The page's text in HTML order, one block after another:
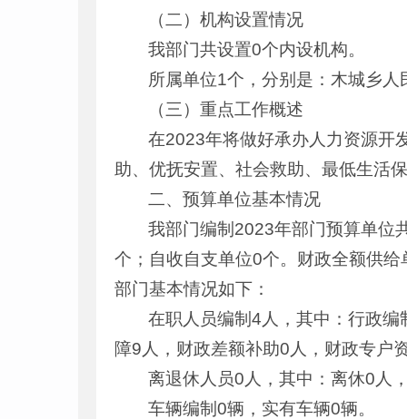
（二）机构设置情况
我部门共设置0个内设机构。
所属单位1个，分别是：木城乡人
（三）重点工作概述
在2023年将做好承办人力资源开
助、优抚安置、社会救助、最低生活
二、预算单位基本情况
我部门编制2023年部门预算单位
个；自收自支单位0个。财政全额供
部门基本情况如下：
在职人员编制4人，其中：行政
障9人，财政差额补助0人，财政专户
离退休人员0人，其中：离休0人
车辆编制0辆，实有车辆0辆。